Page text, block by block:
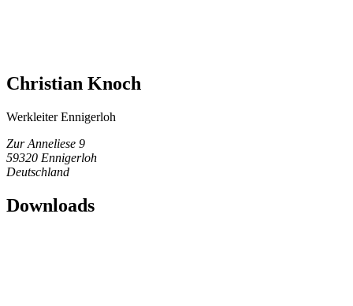
Christian Knoch
Werkleiter Ennigerloh
Zur Anneliese 9
59320 Ennigerloh
Deutschland
Downloads